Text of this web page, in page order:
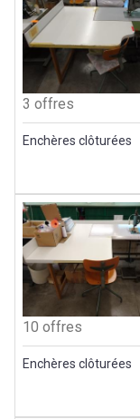
3 offres
Enchères clôturées
10 offres
Enchères clôturées